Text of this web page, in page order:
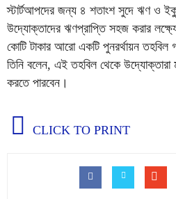
স্টার্টআপদের জন্য ৪ শতাংশ সুদে ঋণ ও
উদ্যোক্তাদের ঋণপ্রাপ্তি সহজ করার
কোটি টাকার আরো একটি পুনরর্থায়ন তহবিল
তিনি বলেন, এই তহবিল থেকে
করতে পারবেন।
CLICK TO PRINT